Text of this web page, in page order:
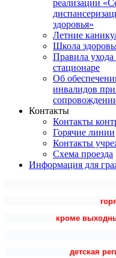
реализации
здоровья»
Летние
Школа
Правила
стационаре
Об
инвалидов
Контакты
Контакты
Горячие линии
Контакты
Схема проезда
Информация для
кроме
детская